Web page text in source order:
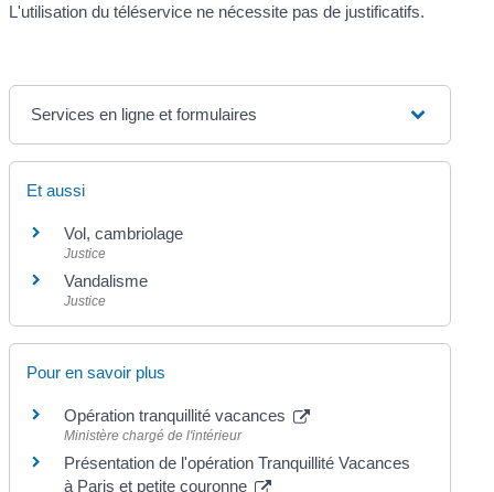
L'utilisation du téléservice ne nécessite pas de justificatifs.
Services en ligne et formulaires
Et aussi
Vol, cambriolage
Justice
Vandalisme
Justice
Pour en savoir plus
Opération tranquillité vacances
Ministère chargé de l'intérieur
Présentation de l'opération Tranquillité Vacances
à Paris et petite couronne